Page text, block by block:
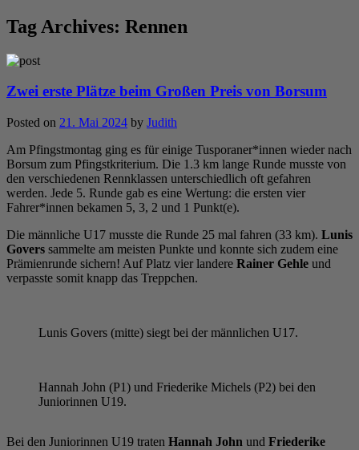
Tag Archives: Rennen
Zwei erste Plätze beim Großen Preis von Borsum
Posted on 21. Mai 2024 by Judith
Am Pfingstmontag ging es für einige Tusporaner*innen wieder nach
Borsum zum Pfingstkriterium. Die 1.3 km lange Runde musste von
den verschiedenen Rennklassen unterschiedlich oft gefahren
werden. Jede 5. Runde gab es eine Wertung: die ersten vier
Fahrer*innen bekamen 5, 3, 2 und 1 Punkt(e).
Die männliche U17 musste die Runde 25 mal fahren (33 km). Lunis
Govers sammelte am meisten Punkte und konnte sich zudem eine
Prämienrunde sichern! Auf Platz vier landere Rainer Gehle und
verpasste somit knapp das Treppchen.
Lunis Govers (mitte) siegt bei der männlichen U17.
Hannah John (P1) und Friederike Michels (P2) bei den
Juniorinnen U19.
Bei den Juniorinnen U19 traten Hannah John und Friederike